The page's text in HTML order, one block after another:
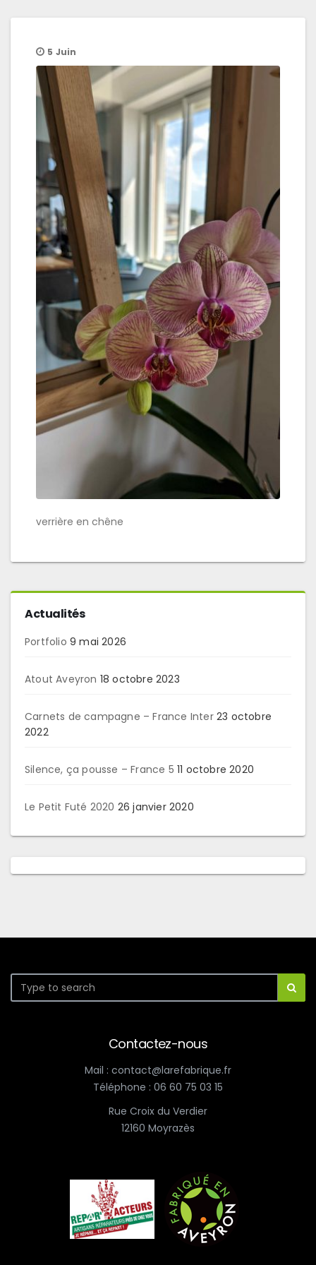
5 Juin
verrière en chêne
Actualités
Portfolio 9 mai 2026
Atout Aveyron 18 octobre 2023
Carnets de campagne – France Inter 23 octobre
2022
Silence, ça pousse – France 5 11 octobre 2020
Le Petit Futé 2020 26 janvier 2020
Contactez-nous
Mail : contact@larefabrique.fr
Téléphone : 06 60 75 03 15
Rue Croix du Verdier
12160 Moyrazès